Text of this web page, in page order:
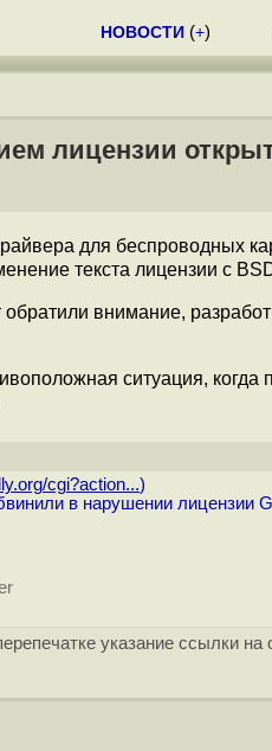
НОВОСТИ (+)
лицензии
для беспроводных
текста лицензии с
внимание,
ситуация,
cgi?action...)
в нарушении лицензии
указание ссылки на